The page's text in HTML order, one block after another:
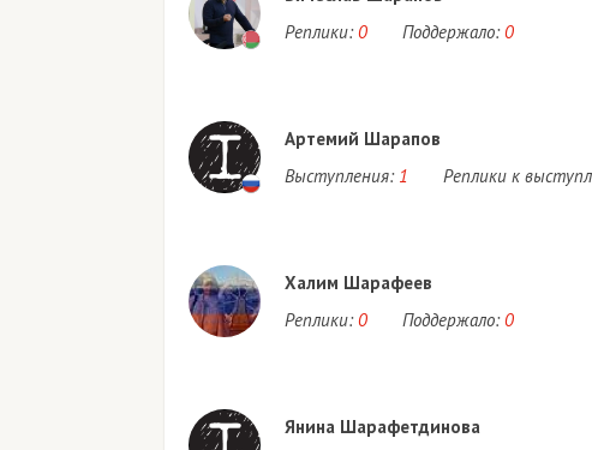
Реплики: 0 Поддержало: 0
Артемий Шарапов
Выступления: 1 Реплики к
Халим Шарафеев
Реплики: 0 Поддержало: 0
Янина Шарафетдинова